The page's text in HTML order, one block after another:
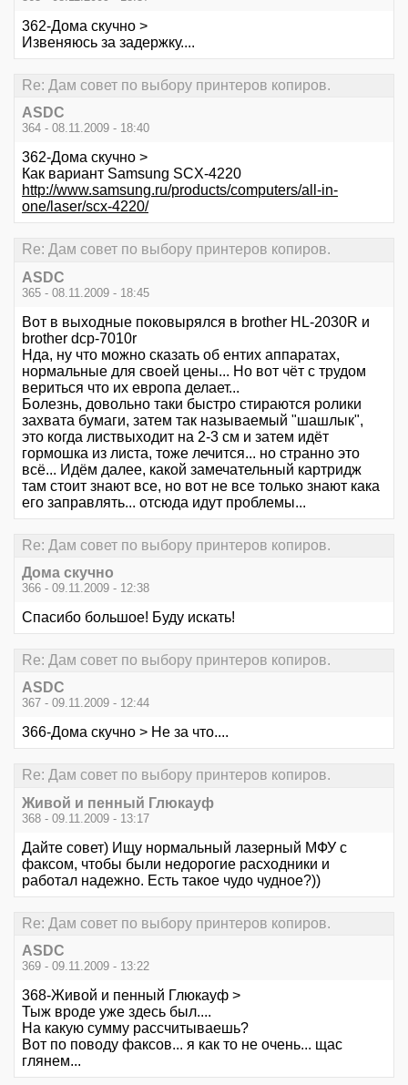
362-Дома скучно >
Извеняюсь за задержку....
Re: Дам совет по выбору принтеров копиров.
ASDC
364 - 08.11.2009 - 18:40
362-Дома скучно >
Как вариант Samsung SCX-4220
http://www.samsung.ru/products/computers/all-in-
one/laser/scx-4220/
Re: Дам совет по выбору принтеров копиров.
ASDC
365 - 08.11.2009 - 18:45
Вот в выходные поковырялся в brother HL-2030R и
brother dcp-7010r
Нда, ну что можно сказать об ентих аппаратах,
нормальные для своей цены... Но вот чёт с трудом
вериться что их европа делает...
Болезнь, довольно таки быстро стираются ролики
захвата бумаги, затем так называемый "шашлык",
это когда листвыходит на 2-3 см и затем идёт
гормошка из листа, тоже лечится... но странно это
всё... Идём далее, какой замечательный картридж
там стоит знают все, но вот не все только знают кака
его заправлять... отсюда идут проблемы...
Re: Дам совет по выбору принтеров копиров.
Дома скучно
366 - 09.11.2009 - 12:38
Спасибо большое! Буду искать!
Re: Дам совет по выбору принтеров копиров.
ASDC
367 - 09.11.2009 - 12:44
366-Дома скучно > Не за что....
Re: Дам совет по выбору принтеров копиров.
Живой и пенный Глюкауф
368 - 09.11.2009 - 13:17
Дайте совет) Ищу нормальный лазерный МФУ с
факсом, чтобы были недорогие расходники и
работал надежно. Есть такое чудо чудное?))
Re: Дам совет по выбору принтеров копиров.
ASDC
369 - 09.11.2009 - 13:22
368-Живой и пенный Глюкауф >
Тыж вроде уже здесь был....
На какую сумму рассчитываешь?
Вот по поводу факсов... я как то не очень... щас
глянем...